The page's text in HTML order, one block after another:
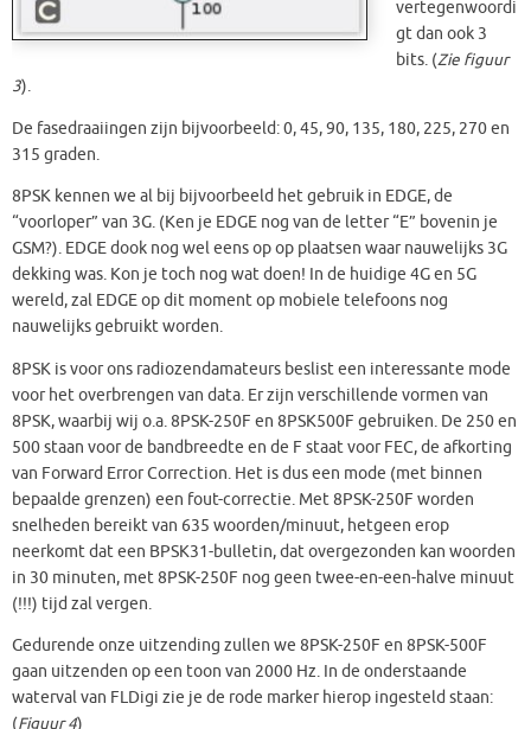
vertegenwoordi
gt dan ook 3
bits. (Zie figuur
3).
De fasedraaiingen zijn bijvoorbeeld: 0, 45, 90, 135, 180, 225, 270 en
315 graden.
8PSK kennen we al bij bijvoorbeeld het gebruik in EDGE, de
“voorloper” van 3G. (Ken je EDGE nog van de letter “E” bovenin je
GSM?). EDGE dook nog wel eens op op plaatsen waar nauwelijks 3G
dekking was. Kon je toch nog wat doen! In de huidige 4G en 5G
wereld, zal EDGE op dit moment op mobiele telefoons nog
nauwelijks gebruikt worden.
8PSK is voor ons radiozendamateurs beslist een interessante mode
voor het overbrengen van data. Er zijn verschillende vormen van
8PSK, waarbij wij o.a. 8PSK-250F en 8PSK500F gebruiken. De 250 en
500 staan voor de bandbreedte en de F staat voor FEC, de afkorting
van Forward Error Correction. Het is dus een mode (met binnen
bepaalde grenzen) een fout-correctie. Met 8PSK-250F worden
snelheden bereikt van 635 woorden/minuut, hetgeen erop
neerkomt dat een BPSK31-bulletin, dat overgezonden kan woorden
in 30 minuten, met 8PSK-250F nog geen twee-en-een-halve minuut
(!!!) tijd zal vergen.
Gedurende onze uitzending zullen we 8PSK-250F en 8PSK-500F
gaan uitzenden op een toon van 2000 Hz. In de onderstaande
waterval van FLDigi zie je de rode marker hierop ingesteld staan:
(Figuur 4)